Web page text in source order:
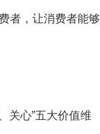
者，让消费者能够
关心”五大价值维